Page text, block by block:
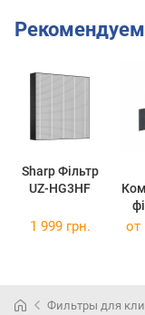
Рекомендуем
Sharp Фільтр
UZ-HG3HF
1 999 грн. от
Фильтры для